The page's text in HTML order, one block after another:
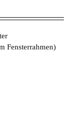
Fensterrahmen)